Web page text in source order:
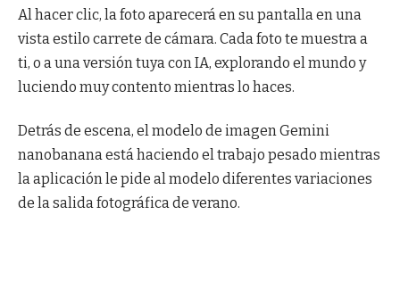
Al hacer clic, la foto aparecerá en su pantalla en una
vista estilo carrete de cámara. Cada foto te muestra a
ti, o a una versión tuya con IA, explorando el mundo y
luciendo muy contento mientras lo haces.
Detrás de escena, el modelo de imagen Gemini
nanobanana está haciendo el trabajo pesado mientras
la aplicación le pide al modelo diferentes variaciones
de la salida fotográfica de verano.